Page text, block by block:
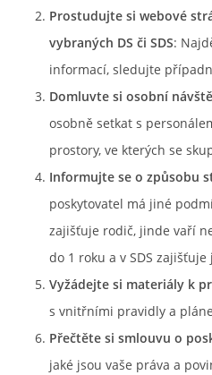
Prostudujte si webové
vybraných DS či SDS:
informací, sledujte
Domluvte si osobní
osobně setkat s
prostory, ve kterých se
Informujte se o způsobu
poskytovatel má jiné
zajišťuje rodič, jinde vaří
do 1 roku a v SDS
Vyžádejte si materiály k
s vnitřními pravidly a
Přečtěte si smlouvu o
jaké jsou vaše práva a